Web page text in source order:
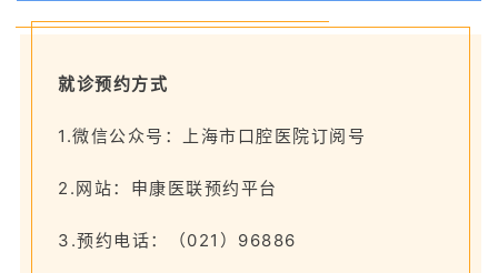
就诊预约方式
1.微信公众号：上海市口腔医院订阅号
2.网站：申康医联预约平台
3.预约电话：（021）96886